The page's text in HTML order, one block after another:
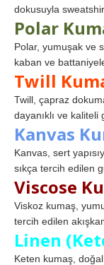
dokusuyla
Polar
Polar, yumuşak ve
kaban ve
Twill
Twill, çapraz
dayanıklı ve kaliteli
Kanvas
Kanvas, sert
sıkça tercih edilen
Viscose
Viskoz kumaş,
tercih edilen
Linen
Keten kumaş,